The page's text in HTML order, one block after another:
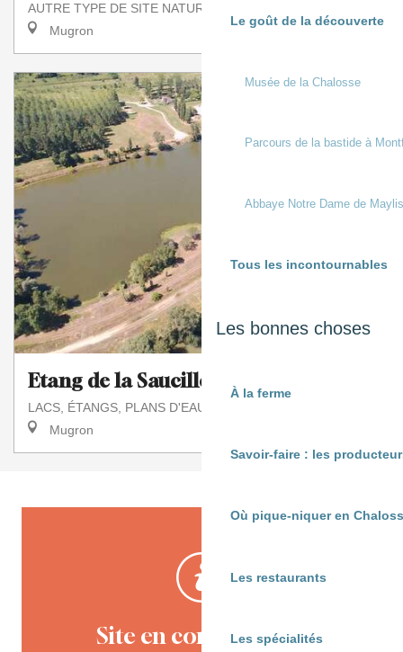
Le goût de la découverte
Musée de la Chalosse
Parcours de la bastide à
Abbaye Notre Dame de Maylis
Tous les incontournables
Les bonnes choses
À la ferme
Savoir-faire : les
Où pique-niquer en
Les restaurants
Les spécialités
AUTRE TYPE DE SITE NATUREL
Mugron
Etang de la Saucille
LACS, ÉTANGS, PLANS D'EAU, MARAIS, SOURCES
Mugron
Site en construction